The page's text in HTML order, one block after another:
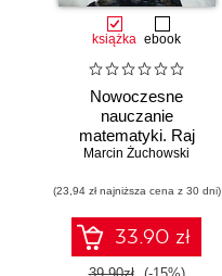
książka ebook
Nowoczesne
nauczanie
matematyki. Raj
Cantora bez
Marcin Żuchowski
(23,94 zł najniższa cena z 30 dni)
33.90 zł